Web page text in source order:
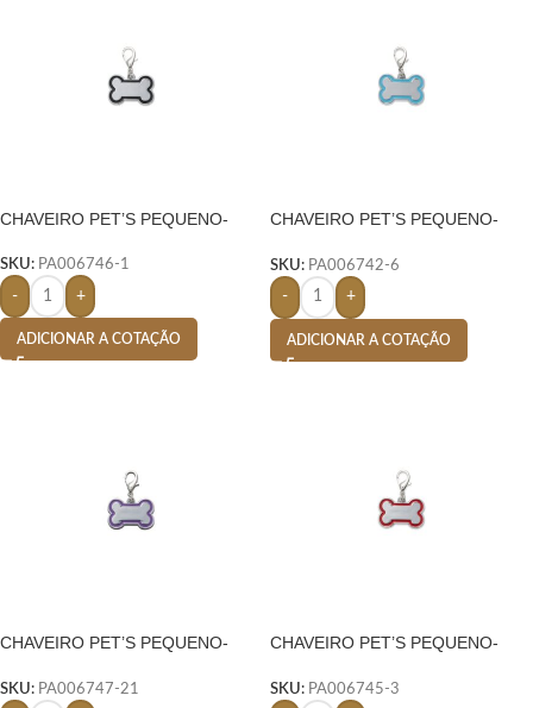
CHAVEIRO PET’S PEQUENO-
SKU: PA006746-1
- +
ADICIONAR A COTAÇÃO
CHAVEIRO PET’S PEQUENO-
SKU: PA006742-6
- +
ADICIONAR A COTAÇÃO
CHAVEIRO PET’S PEQUENO-
SKU: PA006747-21
CHAVEIRO PET’S PEQUENO-
SKU: PA006745-3